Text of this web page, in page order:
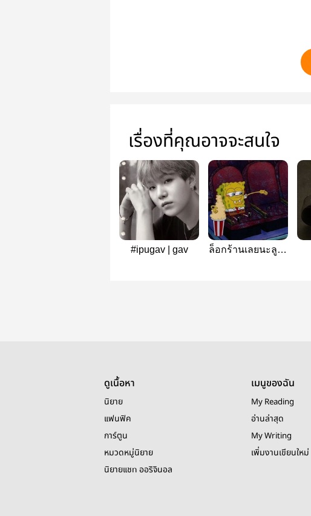
เรื่องที่คุณอาจจะสนใจ
#ipugav | gav
ล็อกร้านเลยนะลูก |
ดูเนื้อหา
นิยาย
แฟนฟิค
การ์ตูน
หมวดหมู่นิยาย
นิยายแชท ออริจินอล
เมนูของฉัน
My Reading
อ่านล่าสุด
My Writing
เพิ่มงานเขียนใหม่